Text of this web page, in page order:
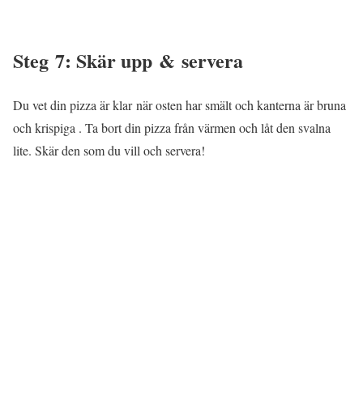
Steg 7: Skär upp & servera
Du vet din pizza är klar när osten har smält och kanterna är bruna
och krispiga . Ta bort din pizza från värmen och låt den svalna
lite. Skär den som du vill och servera!